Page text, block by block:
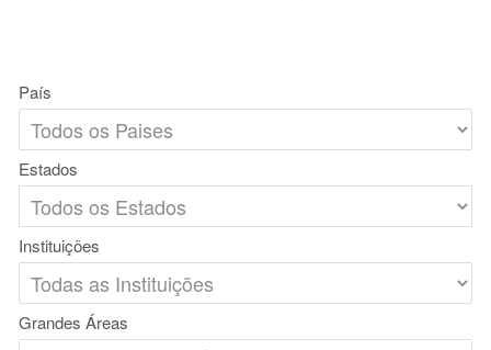
País
Estados
Instituições
Grandes Áreas